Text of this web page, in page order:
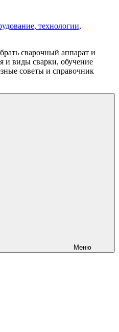
технологии,
сварочный аппарат и
и виды сварки, обучение
советы и справочник
Меню